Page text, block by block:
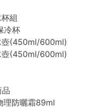
組
冷杯
壺(450ml/600ml)
壺(450ml/600ml)
理防曬霜89ml